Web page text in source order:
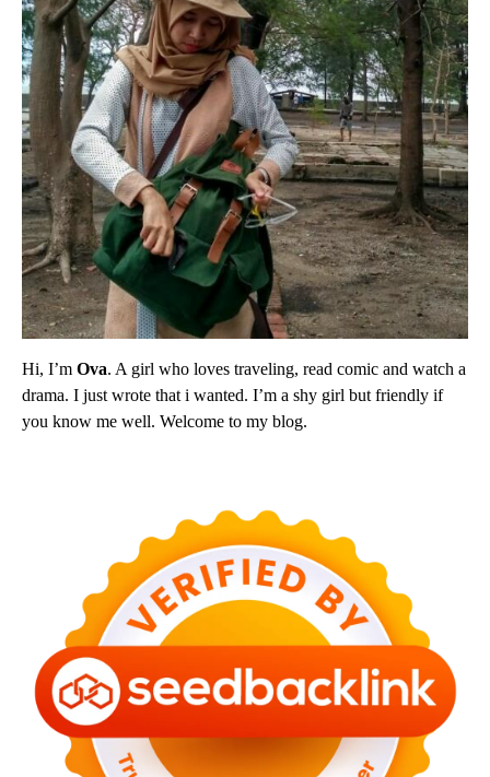
Hi, I’m Ova. A girl who loves traveling, read comic and watch a
drama. I just wrote that i wanted. I’m a shy girl but friendly if
you know me well. Welcome to my blog.